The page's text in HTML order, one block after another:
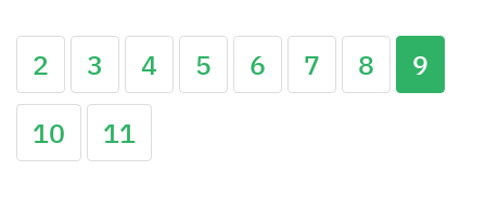
2 3 4 5 6 7 8
9
10
11